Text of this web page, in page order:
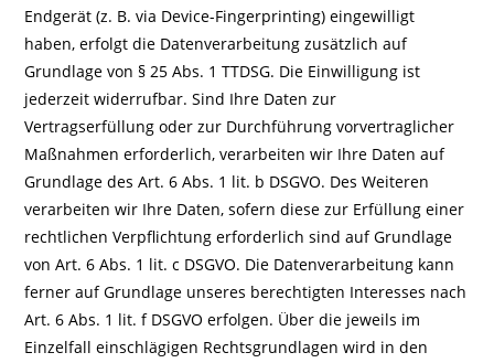
Endgerät (z. B. via Device-Fingerprinting) eingewilligt
haben, erfolgt die Datenverarbeitung zusätzlich auf
Grundlage von § 25 Abs. 1 TTDSG. Die Einwilligung ist
jederzeit widerrufbar. Sind Ihre Daten zur
Vertragserfüllung oder zur Durchführung vorvertraglicher
Maßnahmen erforderlich, verarbeiten wir Ihre Daten auf
Grundlage des Art. 6 Abs. 1 lit. b DSGVO. Des Weiteren
verarbeiten wir Ihre Daten, sofern diese zur Erfüllung einer
rechtlichen Verpflichtung erforderlich sind auf Grundlage
von Art. 6 Abs. 1 lit. c DSGVO. Die Datenverarbeitung kann
ferner auf Grundlage unseres berechtigten Interesses nach
Art. 6 Abs. 1 lit. f DSGVO erfolgen. Über die jeweils im
Einzelfall einschlägigen Rechtsgrundlagen wird in den